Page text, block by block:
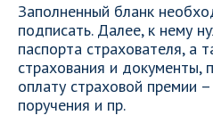
Заполненный бланк
подписать. Далее, к нему
паспорта страхователя, а
страхования и
оплату страховой премии
поручения и пр.